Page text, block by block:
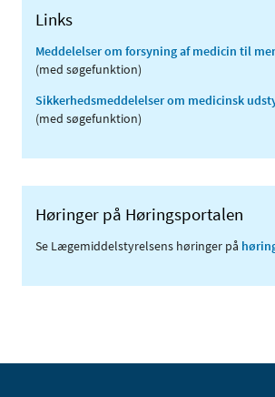
Links
Meddelelser om forsyning af medicin til
(med søgefunktion)
Sikkerhedsmeddelelser om medicinsk
(med søgefunktion)
Høringer på Høringsportalen
Se Lægemiddelstyrelsens høringer på